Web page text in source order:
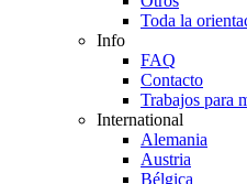
Toda la
Info
FAQ
Contacto
Trabajos para
International
Alemania
Austria
Bélgica